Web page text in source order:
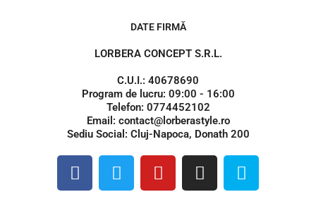
DATE FIRMĂ
LORBERA CONCEPT S.R.L.
C.U.I.: 40678690
Program de lucru: 09:00 - 16:00
Telefon: 0774452102
Email: contact@lorberastyle.ro
Sediu Social: Cluj-Napoca, Donath 200
F
a
T
w
Y
o
I
n
S
k